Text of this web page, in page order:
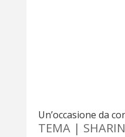
Un’occasione da
TEMA |